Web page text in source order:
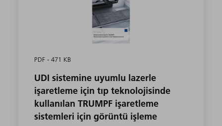
PDF - 471 KB
UDI sistemine uyumlu lazerle
işaretleme için tıp teknolojisinde
kullanılan TRUMPF işaretleme
sistemleri için görüntü işleme